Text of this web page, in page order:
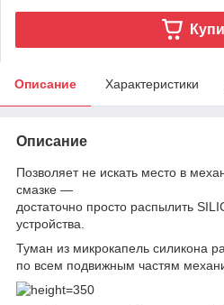
Описание Характеристики
Описание
Позволяет не искать место в
смазке —
достаточно просто распылить
устройства.
Туман из микрокапель силикона
по всем подвижным частям